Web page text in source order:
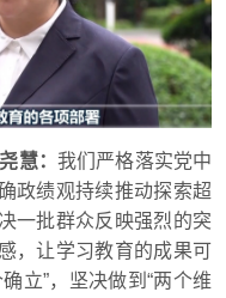
慧： 我们严格落实党中
政绩观持续推动探索超
一批群众反映强烈的突
，让学习教育的成果可
立”，坚决做到“两个维